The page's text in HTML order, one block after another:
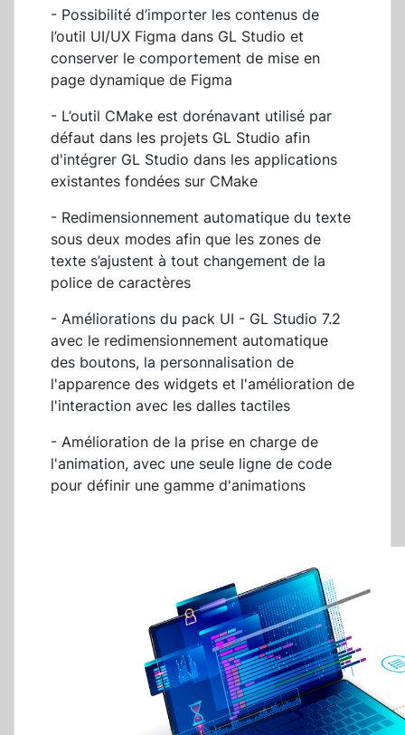
- Possibilité d’importer les contenus de
l’outil UI/UX Figma dans GL Studio et
conserver le comportement de mise en
page dynamique de Figma
- L’outil CMake est dorénavant utilisé par
défaut dans les projets GL Studio afin
d'intégrer GL Studio dans les applications
existantes fondées sur CMake
- Redimensionnement automatique du texte
sous deux modes afin que les zones de
texte s’ajustent à tout changement de la
police de caractères
- Améliorations du pack UI - GL Studio 7.2
avec le redimensionnement automatique
des boutons, la personnalisation de
l'apparence des widgets et l'amélioration de
l'interaction avec les dalles tactiles
- Amélioration de la prise en charge de
l'animation, avec une seule ligne de code
pour définir une gamme d'animations